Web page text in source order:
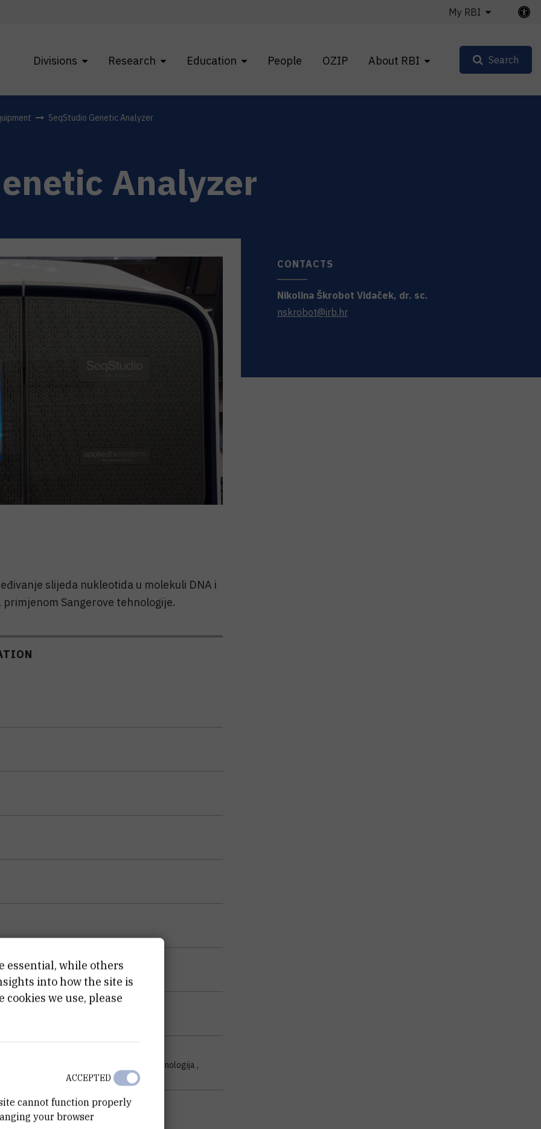
Divisions Research Education People OZIP About RBI
My RBI
Search
SeqStudio Genetic Analyzer
Analyzer
CONTACTS
Nikolina Škrobot Vidaček, dr. sc.
nskrobot@irb.hr
slijeda nukleotida u molekuli DNA i
Sangerove tehnologije.
, Prehrambena tehnologija , Biotehnologija ,
, Temeljne medicinske znanosti
essential, while others
into how the site is
we use, please
cannot function properly
your browser
ACCEPTED